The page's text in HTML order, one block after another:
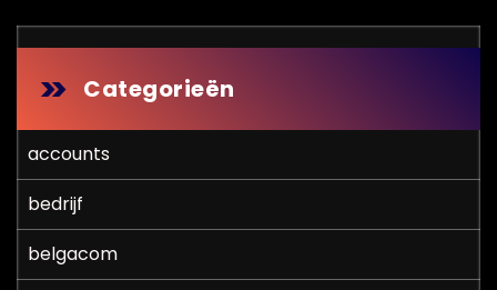
Categorieën
accounts
bedrijf
belgacom